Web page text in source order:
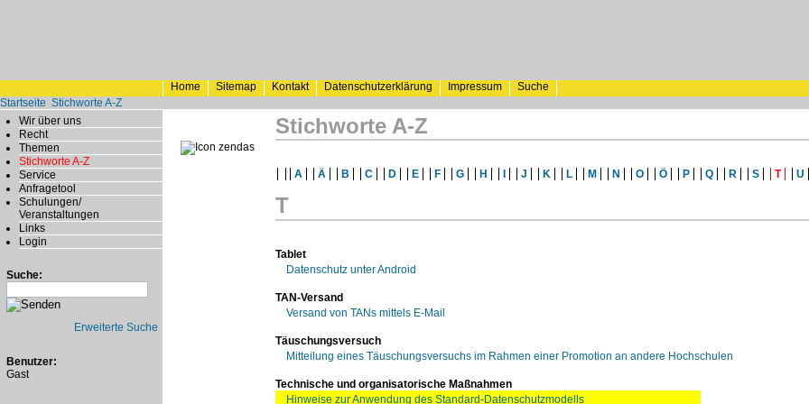
Home Sitemap Kontakt Datenschutzerklärung Impressum
Suche
Startseite Stichworte A-Z
Wir über uns
Recht
Themen
Stichworte A-Z
Service
Anfragetool
Schulungen/
Veranstaltungen
Links
Login
Suche:
Erweiterte Suche
Benutzer:
Gast
Stichworte A-Z
A Ä B C D E F G H J K L M N O Ö P Q R S T U
T
Tablet
Datenschutz unter Android
TAN-Versand
Versand von TANs mittels E-Mail
Täuschungsversuch
Mitteilung eines Täuschungsversuchs im Rahmen einer Promotion an andere Hochschulen
Technische und organisatorische Maßnahmen
Hinweise zur Anwendung des Standard-Datenschutzmodells